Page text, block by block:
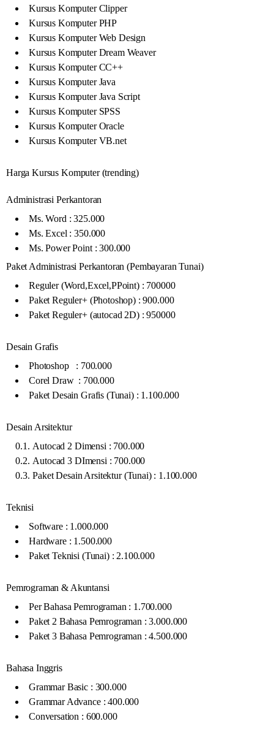
Kursus Komputer Clipper
Kursus Komputer PHP
Kursus Komputer Web Design
Kursus Komputer Dream Weaver
Kursus Komputer CC++
Kursus Komputer Java
Kursus Komputer Java Script
Kursus Komputer SPSS
Kursus Komputer Oracle
Kursus Komputer VB.net
Harga Kursus Komputer (trending)
Administrasi Perkantoran
Ms. Word : 325.000
Ms. Excel : 350.000
Ms. Power Point : 300.000
Paket Administrasi Perkantoran (Pembayaran Tunai)
Reguler (Word,Excel,PPoint) : 700000
Paket Reguler+ (Photoshop) : 900.000
Paket Reguler+ (autocad 2D) : 950000
Desain Grafis
Photoshop : 700.000
Corel Draw : 700.000
Paket Desain Grafis (Tunai) : 1.100.000
Desain Arsitektur
Autocad 2 Dimensi : 700.000
Autocad 3 DImensi : 700.000
Paket Desain Arsitektur (Tunai) : 1.100.000
Teknisi
Software : 1.000.000
Hardware : 1.500.000
Paket Teknisi (Tunai) : 2.100.000
Pemrograman & Akuntansi
Per Bahasa Pemrograman : 1.700.000
Paket 2 Bahasa Pemrograman : 3.000.000
Paket 3 Bahasa Pemrograman : 4.500.000
Bahasa Inggris
Grammar Basic : 300.000
Grammar Advance : 400.000
Conversation : 600.000